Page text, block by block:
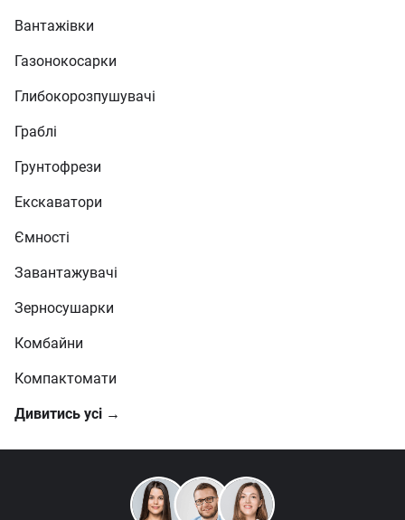
Вантажівки
Газонокосарки
Глибокорозпушувачі
Граблі
Грунтофрези
Екскаватори
Ємності
Завантажувачі
Зерносушарки
Комбайни
Компактомати
Дивитись усі →